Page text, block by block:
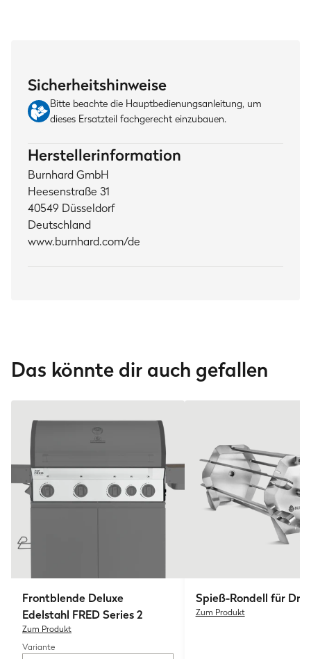
Sicherheitshinweise
Bitte beachte die Hauptbedienungsanleitung, um
dieses Ersatzteil fachgerecht einzubauen.
Herstellerinformation
Burnhard GmbH
Heesenstraße 31
40549 Düsseldorf
Deutschland
www.burnhard.com/de
Das könnte dir auch gefallen
Frontblende Deluxe
Edelstahl FRED Series 2
Zum Produkt
Variante
Spieß-Rondell für
Zum Produkt